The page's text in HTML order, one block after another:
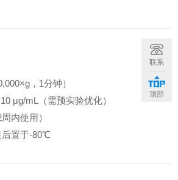
，1分钟）
μg/mL（需预实验优化）
内使用）
后置于-80℃
联系
顶部